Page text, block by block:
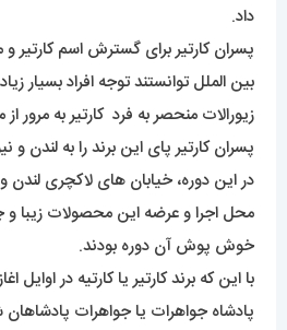
داد.
پسران کارتیر برای گسترش اسم
بین الملل توانستند توجه افراد بسیار
زیورالات منحصر به فرد کارتیر به مرور
پسران کارتیر پای این برند را به لندن و
در این دوره، خیابان های لاکچری لندن
محل اجرا و عرضه این محصولات زیبا و
خوش پوش آن دوره بودند.
با این که برند کارتیر یا کارتیه در اوایل
پادشاه جواهرات یا جواهرات پادشاهان